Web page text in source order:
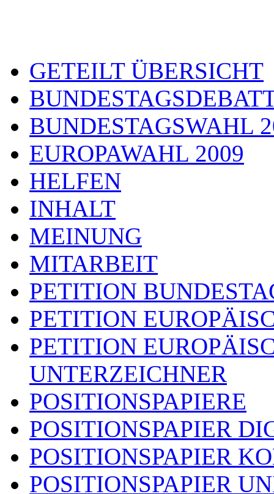
GETEILT ÜBERSICHT
BUNDESTAGSWAHL
EUROPAWAHL 2009
HELFEN
INHALT
MEINUNG
MITARBEIT
PETITION
PETITION
PETITION
UNTERZEICHNER
POSITIONSPAPIERE
POSITIONSPAPIER
POSITIONSPAPIER
POSITIONSPAPIER